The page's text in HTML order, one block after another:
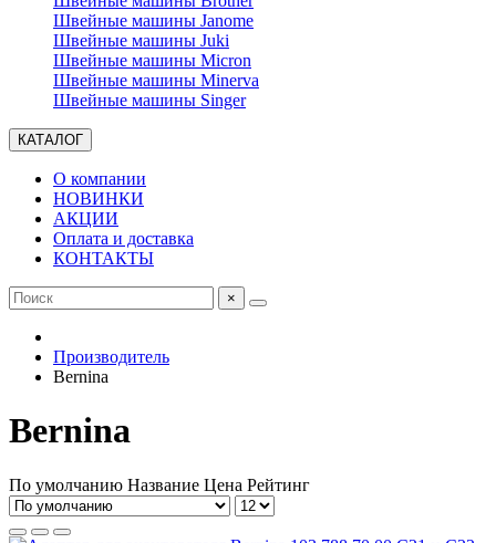
Швейные машины Janome
Швейные машины Juki
Швейные машины Micron
Швейные машины Minerva
Швейные машины Singer
КАТАЛОГ
О компании
НОВИНКИ
АКЦИИ
Оплата и доставка
КОНТАКТЫ
×
Производитель
Bernina
Bernina
По умолчанию Название Цена Рейтинг